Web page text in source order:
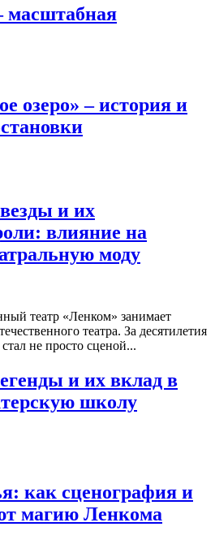
масштабная
озеро» – история и
и их
влияние на
моду
театр «Ленком» занимает
театра. За десятилетия
не просто сценой...
и их вклад в
школу
как сценография и
магию Ленкома